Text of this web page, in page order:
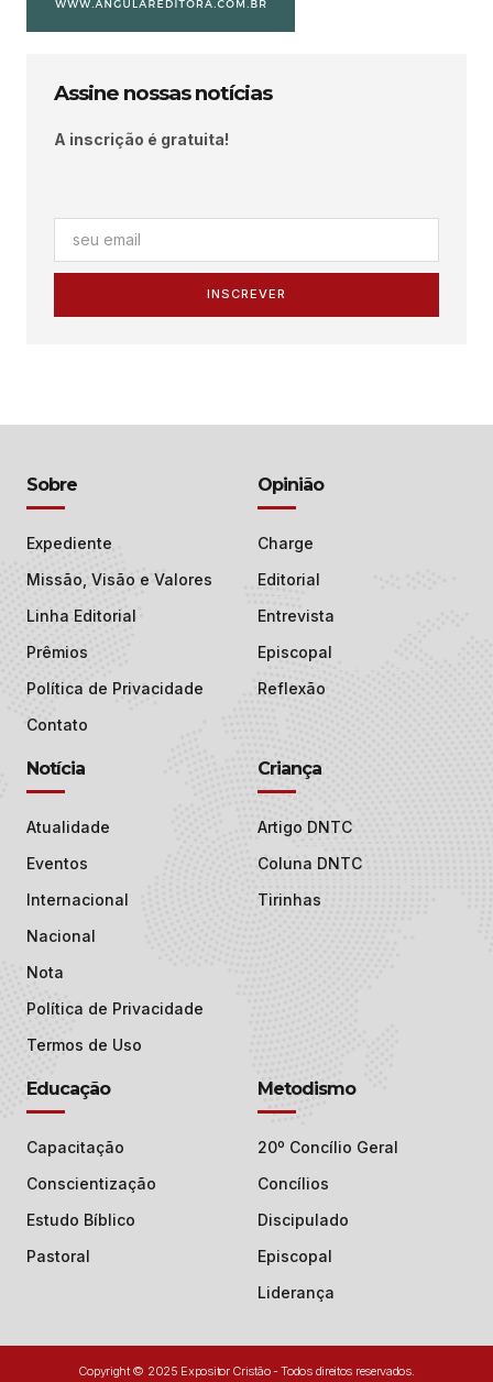
Assine nossas notícias
A inscrição é gratuita!
INSCREVER
Sobre
Expediente
Missão, Visão e Valores
Linha Editorial
Prêmios
Política de Privacidade
Contato
Opinião
Charge
Editorial
Entrevista
Episcopal
Reflexão
Notícia
Atualidade
Eventos
Internacional
Nacional
Nota
Política de Privacidade
Termos de Uso
Criança
Artigo DNTC
Coluna DNTC
Tirinhas
Educação
Capacitação
Conscientização
Estudo Bíblico
Pastoral
Metodismo
20º Concílio Geral
Concílios
Discipulado
Episcopal
Liderança
Copyright © 2025 Expositor Cristão - Todos direitos reservados.